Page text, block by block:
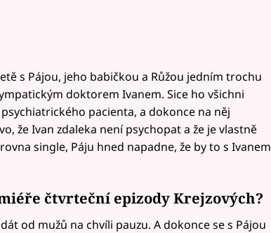
s Pájou, jeho babičkou a Růžou jedním trochu
doktorem Ivanem. Sice ho všichni
pacienta, a dokonce na něj
že Ivan zdaleka není psychopat a že je vlastně
single, Páju hned napadne, že by to s Ivanem
čtvrteční epizody Krejzových?
od mužů na chvíli pauzu. A dokonce se s Pájou